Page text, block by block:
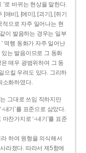
’로 바뀌는 현상을 말한다.
[애비], [에미], [괴기], [쥐기
적으로 자주 일어나는 현
이 발음하는 경우는 일부
역행 동화가 자주 일어난
는 발음이므로 그 동화
매우 광범위하여 그 동
으킬 우려도 있다. 그리하
소화하였다.
그대로 쓰임 직하지만
내기’를 표준으로 삼았다.
찬가지로 ‘-내기’를 표준
하여 원형을 의식해서
라졌다. 따라서 제5항에